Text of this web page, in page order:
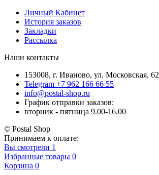
Личный Кабинет
История заказов
Закладки
Рассылка
Наши контакты
153008, г. Иваново, ул. Московская, 62
Telegram +7 962 166 66 55
info@postal-shop.ru
График отправки заказов:
вторник - пятница 9.00-16.00
© Postal Shop
Принимаем к оплате:
Вы смотрели 1
Избранные товары 0
Корзина 0